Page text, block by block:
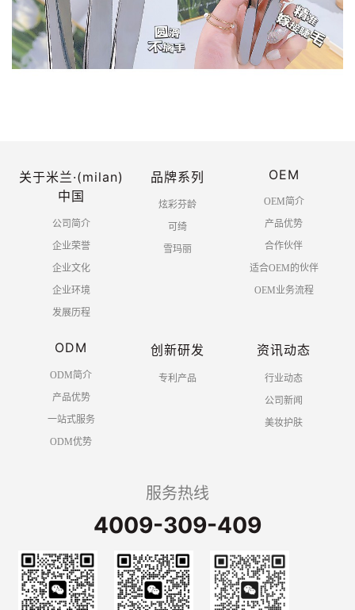
关于米兰·(milan)
中国
公司简介
企业荣誉
企业文化
企业环境
发展历程
品牌系列
炫彩芬龄
可绮
雪玛丽
OEM
OEM简介
产品优势
合作伙伴
适合OEM的伙伴
OEM业务流程
ODM
ODM简介
产品优势
一站式服务
ODM优势
创新研发
专利产品
资讯动态
行业动态
公司新闻
美妆护肤
服务热线
4009-309-409